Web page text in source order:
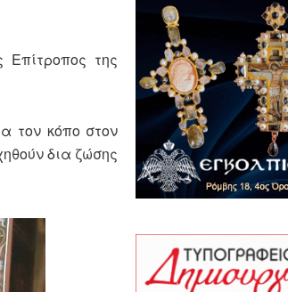
της
τον κόπο στον
δια ζώσης